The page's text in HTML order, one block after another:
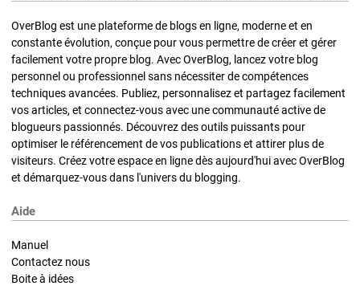
OverBlog est une plateforme de blogs en ligne, moderne et en
constante évolution, conçue pour vous permettre de créer et gérer
facilement votre propre blog. Avec OverBlog, lancez votre blog
personnel ou professionnel sans nécessiter de compétences
techniques avancées. Publiez, personnalisez et partagez facilement
vos articles, et connectez-vous avec une communauté active de
blogueurs passionnés. Découvrez des outils puissants pour
optimiser le référencement de vos publications et attirer plus de
visiteurs. Créez votre espace en ligne dès aujourd'hui avec OverBlog
et démarquez-vous dans l'univers du blogging.
Aide
Manuel
Contactez nous
Boite à idées